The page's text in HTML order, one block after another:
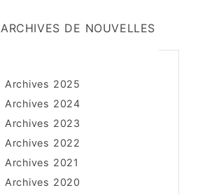
ARCHIVES DE NOUVELLES
Archives 2025
Archives 2024
Archives 2023
Archives 2022
Archives 2021
Archives 2020